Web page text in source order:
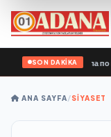
SON DAKİKA
России» провела по
ANA SAYFA/SİYASET